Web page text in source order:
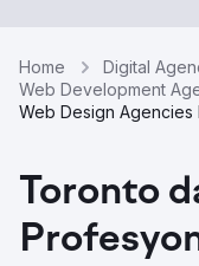
Home Digital
Web Development
Web Design Agencies
Toronto